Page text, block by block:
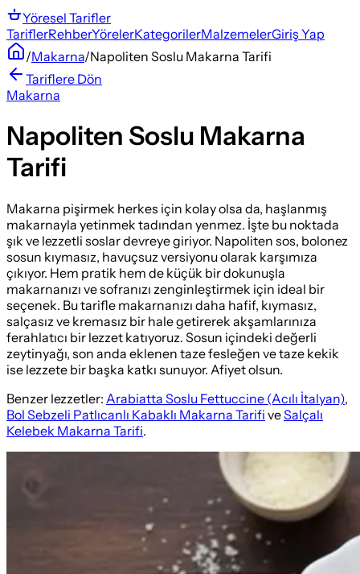
Yöresel Tarifler
TariflerRehberYörelerKategorilerMalzemelerGiriş Yap
/Makarna/Napoliten Soslu Makarna Tarifi
Tariflere Dön
Makarna
Napoliten Soslu Makarna
Tarifi
Makarna pişirmek herkes için kolay olsa da, haşlanmış
makarnayla yetinmek tadından yenmez. İşte bu noktada
şık ve lezzetli soslar devreye giriyor. Napoliten sos, bolonez
sosun kıymasız, havuçsuz versiyonu olarak karşımıza
çıkıyor. Hem pratik hem de küçük bir dokunuşla
makarnanızı ve sofranızı zenginleştirmek için ideal bir
seçenek. Bu tarifle makarnanızı daha hafif, kıymasız,
salçasız ve kremasız bir hale getirerek akşamlarınıza
ferahlatıcı bir lezzet katıyoruz. Sosun içindeki değerli
zeytinyağı, son anda eklenen taze fesleğen ve taze kekik
ise lezzete bir başka katkı sunuyor. Afiyet olsun.
Benzer lezzetler: Arabiatta Soslu Fettuccine (Acılı İtalyan),
Bol Sebzeli Patlıcanlı Kabaklı Makarna Tarifi veSalçalı
Kelebek Makarna Tarifi.